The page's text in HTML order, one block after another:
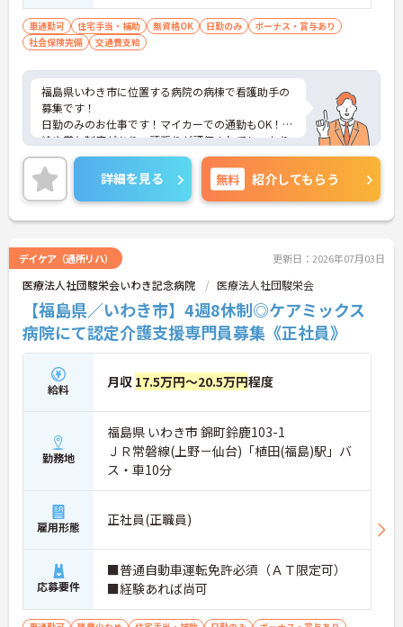
車通勤可 住宅手当・補助 無資格OK 日勤のみ
ボーナス・賞与あり
社会保険完備
交通費支給
福島県いわき市に位置する病院の病棟で看護助手の
募集です！
日勤のみのお仕事です！マイカーでの通勤もOK！昇
給や賞与制度があり、頑張りが評価されてしっかり
と還元されます。さらに住宅手当などの各種手当も
あるのは嬉しいポイントです◎フォロー体制もあ
り、経験に関わらず安心してスタートできます。
こちらの求人にご興味がございましたら面接のポイ
ントもお伝えしますので是非ご応募お待ちしており
詳細を見る 無料 紹介してもらう
デイケア（通所リハ） 更新日：2026年07月03日
医療法人社団駿栄会いわき記念病院 医療法人社団駿栄会
【福島県／いわき市】4週8休制◎ケアミックス
病院にて認定介護支援専門員募集《正社員》
給料 月収 17.5万円～20.5万円程度
勤務地
福島県 いわき市 錦町鈴鹿103-1
ＪＲ常磐線(上野－仙台)「植田(福島)駅」バ
ス・車10分
雇用形態 正社員(正職員)
応募要件
■普通自動車運転免許必須（ＡＴ限定可）
■経験あれば尚可